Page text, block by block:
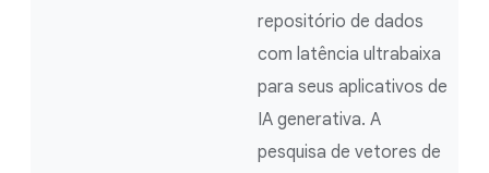
repositório de dados
com latência ultrabaixa
para seus aplicativos de
IA generativa. A
pesquisa de vetores de